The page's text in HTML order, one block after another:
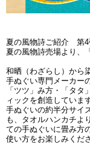
夏の風物詩ご紹介 第4
夏の風物詩売場より、
和晒（わざらし）から
手ぬぐい専門メーカー
「ツツ」み方・「タ
ィックを創造しています
手ぬぐいの約半分サイ
も、タオルハンカチよ
ての手ぬぐいに畳み方
使い方をお楽しみくだ